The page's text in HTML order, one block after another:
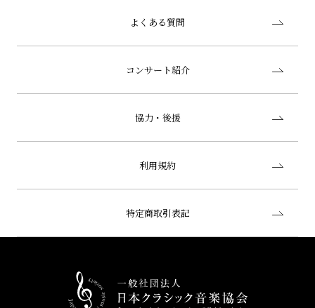
よくある質問
コンサート紹介
協力・後援
利用規約
特定商取引表記